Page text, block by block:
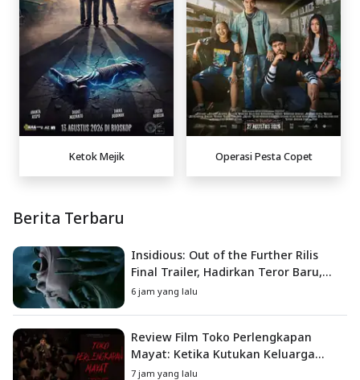
Ketok Mejik Operasi Pesta Copet
Berita Terbaru
Insidious: Out of the Further Rilis
Final Trailer, Hadirkan Teror Baru,
Iblis Kini Masuk ke Dunia Manusia
6 jam yang lalu
Review Film Toko Perlengkapan
Mayat: Ketika Kutukan Keluarga
Menjadi Sumber Teror yang
7 jam yang lalu